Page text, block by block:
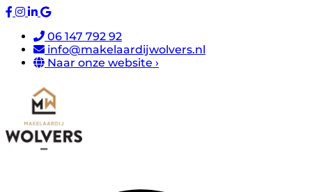
06 147 792 92
info@makelaardijwolvers.nl
Naar onze website ›